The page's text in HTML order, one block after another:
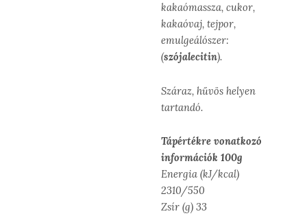
kakaómassza, cukor,
kakaóvaj, tejpor,
emulgeálószer:
(szójalecitin).
Száraz, hűvös helyen
tartandó.
Tápértékre vonatkozó
információk 100g
Energia (kJ/kcal)
2310/550
Zsír (g) 33